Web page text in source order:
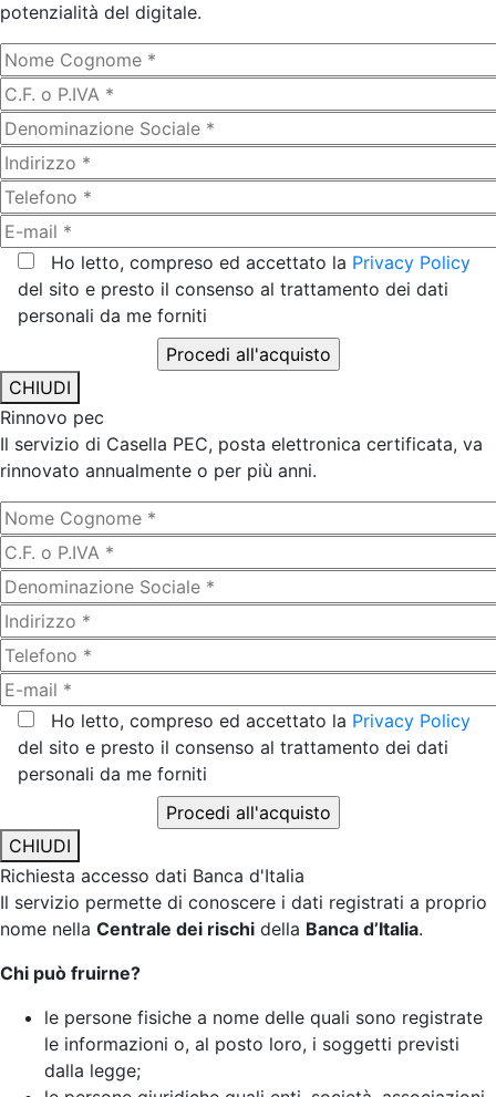
potenzialità del digitale.
Ho letto, compreso ed accettato la Privacy Policy
del sito e presto il consenso al trattamento dei dati
personali da me forniti
CHIUDI
Rinnovo pec
Il servizio di Casella PEC, posta elettronica certificata, va
rinnovato annualmente o per più anni.
Ho letto, compreso ed accettato la Privacy Policy
del sito e presto il consenso al trattamento dei dati
personali da me forniti
CHIUDI
Richiesta accesso dati Banca d'Italia
Il servizio permette di conoscere i dati registrati a proprio
nome nella Centrale dei rischi della Banca d’Italia.
Chi può fruirne?
le persone fisiche a nome delle quali sono registrate
le informazioni o, al posto loro, i soggetti previsti
dalla legge;